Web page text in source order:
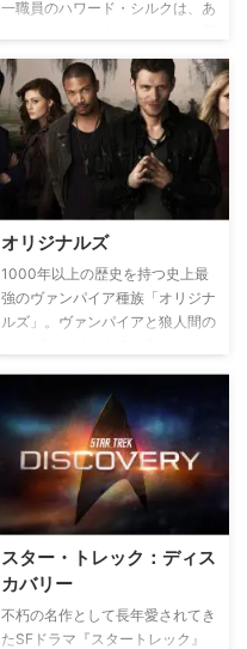
一職員のハワード・シルクは、あ
と対面。もう一人のハワードによ
ると、向こう側の殺し屋が命を狙
うのはなんと妻エミリーだった。
ハワードは現世界とは別の≪並行
世界≫が存在していることを知っ
たことをきっかけに、陰謀に巻き
込まれていく。
オリジナルズ
1000年以上の歴史を持つ史上最
強のヴァンパイア種族「オリジナ
ルズ」。ヴァンパイアと狼人間の
イアだった。そんなクラウスがか
つての弟子で、ニューオリンズの
ヴァンパイアの王として君臨する
マルセルと予期せぬ再会を果たし
たことで、ヴァンパイア、魔女、
人狼による人類存亡をかけた全面
戦争の幕が上がる。
スター・トレック：ディス
カバリー
不朽の名作として長年愛されてき
たSFドラマ『スタートレック』